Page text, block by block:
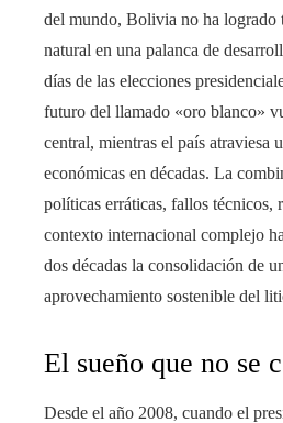
del mundo, Bolivia no ha logrado
natural en una palanca de
días de las elecciones
futuro del llamado «oro blanco»
central, mientras el país atraviesa
económicas en décadas. La
políticas erráticas, fallos técnicos,
contexto internacional complejo
dos décadas la consolidación de
aprovechamiento sostenible del
El sueño que no se
Desde el año 2008, cuando el